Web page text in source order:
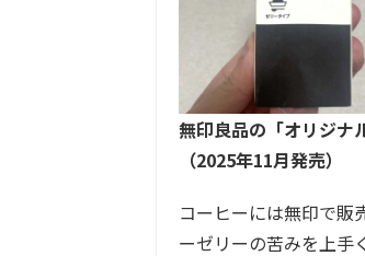
無印良品の「オリジナ
（2025年11月発売）
コーヒーには無印で販
ーゼリーの苦みを上手